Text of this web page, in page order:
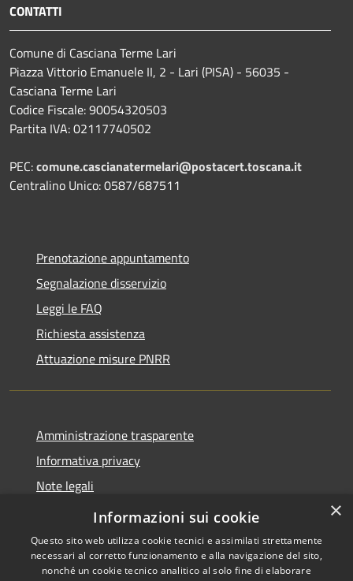
CONTATTI
Comune di Casciana Terme Lari
Piazza Vittorio Emanuele II, 2 - Lari (PISA) - 56035 -
Casciana Terme Lari
Codice Fiscale: 90054320503
Partita IVA: 02117740502
PEC:comune.cascianatermelari@postacert.toscana.it
Centralino Unico: 0587/687511
Prenotazione appuntamento
Segnalazione disservizio
Leggi le FAQ
Richiesta assistenza
Attuazione misure PNRR
Amministrazione trasparente
Informativa privacy
Note legali
Dichiarazione di accessibilità
×
Informazioni sui cookie
Questo sito web utilizza cookie tecnici e assimilati strettamente
necessari al corretto funzionamento e alla navigazione del sito,
nonché un cookie tecnico analitico al solo fine di elaborare